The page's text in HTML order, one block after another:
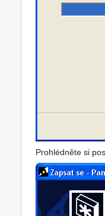
Prohlédněte si